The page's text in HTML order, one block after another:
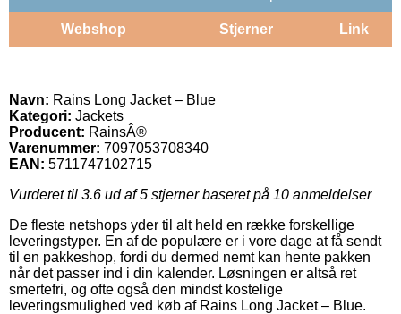
Webshop Stjerner Link
Navn: Rains Long Jacket – Blue
Kategori: Jackets
Producent: RainsÂ®
Varenummer: 7097053708340
EAN: 5711747102715
Vurderet til 3.6 ud af 5 stjerner baseret på 10 anmeldelser
De fleste netshops yder til alt held en række forskellige
leveringstyper. En af de populære er i vore dage at få sendt
til en pakkeshop, fordi du dermed nemt kan hente pakken
når det passer ind i din kalender. Løsningen er altså ret
smertefri, og ofte også den mindst kostelige
leveringsmulighed ved køb af Rains Long Jacket – Blue.